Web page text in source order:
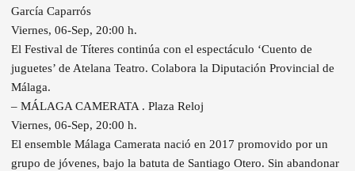
García Caparrós
Viernes, 06-Sep, 20:00 h.
El Festival de Títeres continúa con el espectáculo ‘Cuento de
juguetes’ de Atelana Teatro. Colabora la Diputación Provincial de
Málaga.
– MÁLAGA CAMERATA . Plaza Reloj
Viernes, 06-Sep, 20:00 h.
El ensemble Málaga Camerata nació en 2017 promovido por un
grupo de jóvenes, bajo la batuta de Santiago Otero. Sin abandonar